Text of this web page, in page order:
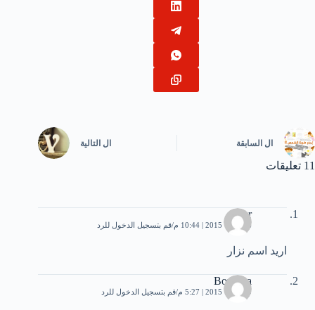
ال السابقة ال التالية
11 تعليقات
nizar
6 أكتوبر، 2015 | 10:44 م قم بتسجيل الدخول للرد
اريد اسم نزار
Bouchra
9 أكتوبر، 2015 | 5:27 م قم بتسجيل الدخول للرد